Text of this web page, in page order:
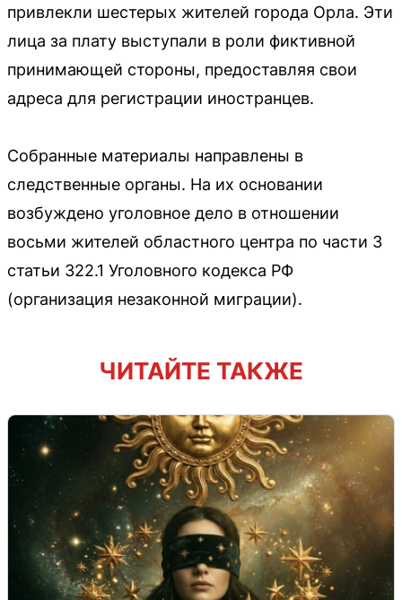
привлекли шестерых жителей города Орла. Эти
лица за плату выступали в роли фиктивной
принимающей стороны, предоставляя свои
адреса для регистрации иностранцев.
Собранные материалы направлены в
следственные органы. На их основании
возбуждено уголовное дело в отношении
восьми жителей областного центра по части 3
статьи 322.1 Уголовного кодекса РФ
(организация незаконной миграции).
ЧИТАЙТЕ ТАКЖЕ